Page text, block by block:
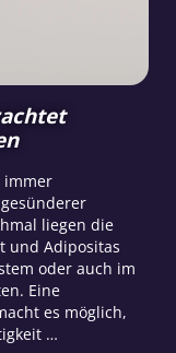
immer
liegen die
und Adipositas
oder auch im
Eine
es möglich,
…